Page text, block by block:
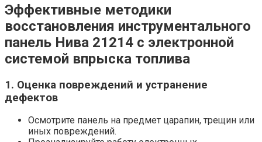
Эффективные методики
восстановления инструментального
панель Нива 21214 с электронной
системой впрыска топлива
1. Оценка повреждений и устранение
дефектов
Осмотрите панель на предмет царапин, трещин или
иных повреждений.